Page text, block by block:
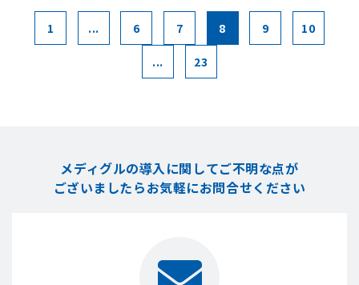
1 ... 6 7 8 9 10
... 23
メディグルの導入に関してご不明な点が
ございましたらお気軽にお問合せください